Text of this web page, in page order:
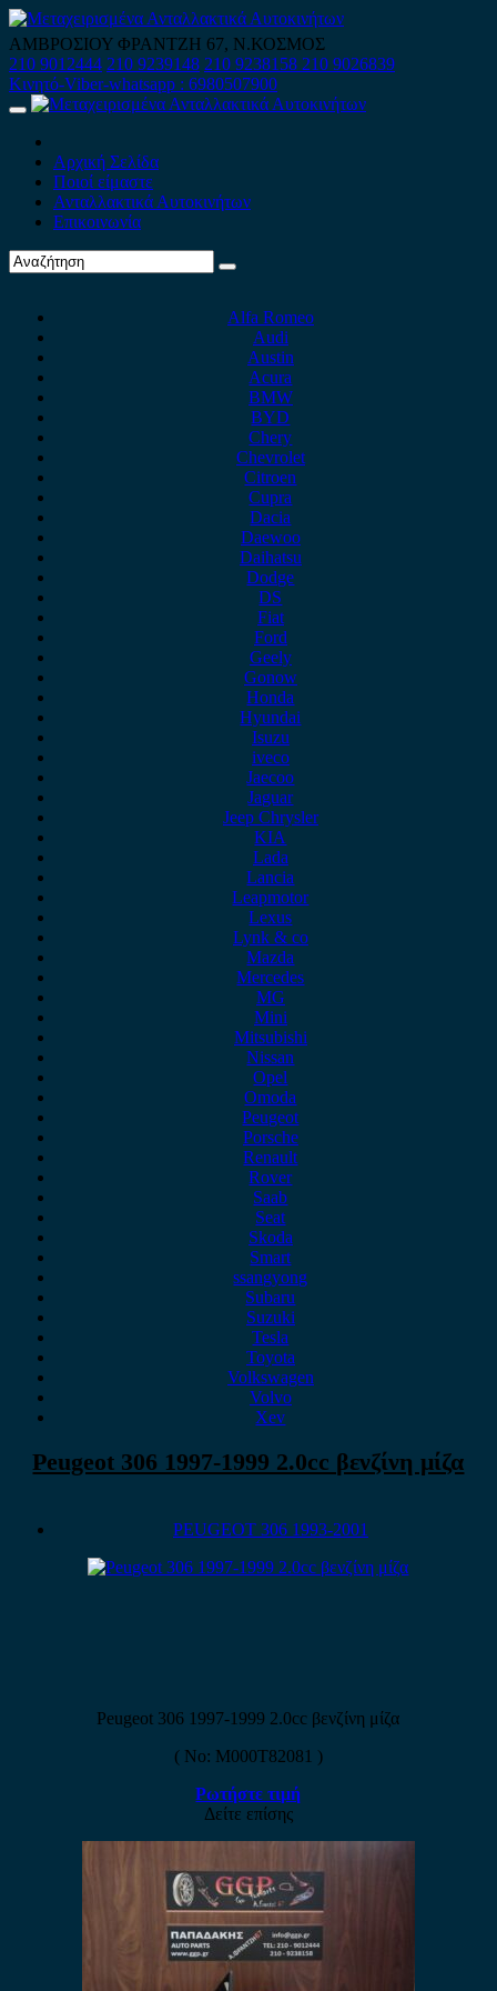
Skip
to
content
ΑΜΒΡΟΣΙΟΥ ΦΡΑΝΤΖΗ 67, Ν.ΚΟΣΜΟΣ
210 9012444 210 9239148 210 9238158 210 9026839
Κινητό-Viber-whatsapp : 6980507900
Primary
Αρχική Σελίδα
Ποιοί είμαστε
Ανταλλακτικά Αυτοκινήτων
Επικοινωνία
Alfa Romeo
Audi
Austin
Acura
BMW
BYD
Chery
Chevrolet
Citroen
Cupra
Dacia
Daewoo
Daihatsu
Dodge
DS
Fiat
Ford
Geely
Gonow
Honda
Hyundai
Isuzu
iveco
Jaecoo
Jaguar
Jeep Chrysler
KIA
Lada
Lancia
Leapmotor
Lexus
Lynk & co
Mazda
Mercedes
MG
Mini
Mitsubishi
Nissan
Opel
Omoda
Peugeot
Porsche
Renault
Rover
Saab
Seat
Skoda
Smart
ssangyong
Subaru
Suzuki
Tesla
Toyota
Volkswagen
Volvo
Xev
Peugeot 306 1997-1999 2.0cc βενζίνη μίζα
PEUGEOT 306 1993-2001
Peugeot 306 1997-1999 2.0cc βενζίνη μίζα
( No: M000T82081 )
Ρωτήστε τιμή
Δείτε επίσης